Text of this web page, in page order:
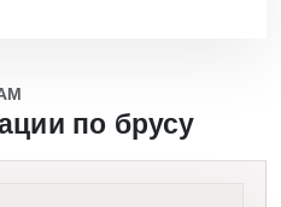
по брусу